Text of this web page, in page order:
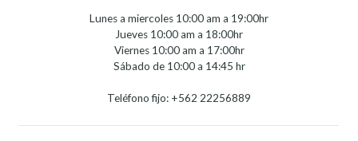
Lunes a miercoles 10:00 am a 19:00hr
Jueves 10:00 am a 18:00hr
Viernes 10:00 am a 17:00hr
Sábado de 10:00 a 14:45 hr
Teléfono fijo: +562 22256889